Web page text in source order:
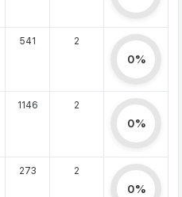
541 2
0%
1146 2
0%
273 2
0%